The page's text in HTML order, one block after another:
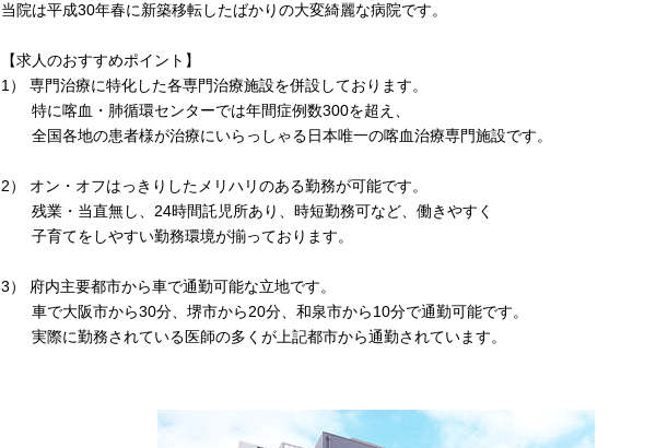
当院は平成30年春に新築移転したばかりの大変綺麗な病院です。
【求人のおすすめポイント】
1） 専門治療に特化した各専門治療施設を併設しております。
特に喀血・肺循環センターでは年間症例数300を超え、
全国各地の患者様が治療にいらっしゃる日本唯一の喀血治療専門施設です。
2） オン・オフはっきりしたメリハリのある勤務が可能です。
残業・当直無し、24時間託児所あり、時短勤務可など、働きやすく
子育てをしやすい勤務環境が揃っております。
3） 府内主要都市から車で通勤可能な立地です。
車で大阪市から30分、堺市から20分、和泉市から10分で通勤可能です。
実際に勤務されている医師の多くが上記都市から通勤されています。